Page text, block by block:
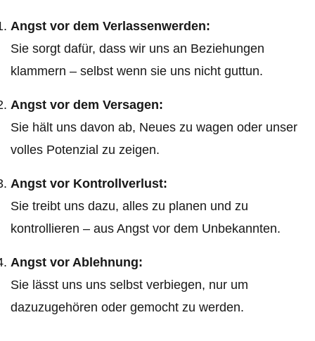
Angst vor dem Verlassenwerden:
Sie sorgt dafür, dass wir uns an Beziehungen
klammern – selbst wenn sie uns nicht guttun.
Angst vor dem Versagen:
Sie hält uns davon ab, Neues zu wagen oder unser
volles Potenzial zu zeigen.
Angst vor Kontrollverlust:
Sie treibt uns dazu, alles zu planen und zu
kontrollieren – aus Angst vor dem Unbekannten.
Angst vor Ablehnung:
Sie lässt uns uns selbst verbiegen, nur um
dazuzugehören oder gemocht zu werden.